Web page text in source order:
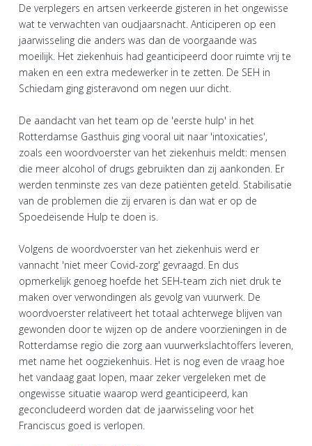
De verplegers en artsen verkeerde gisteren in het ongewisse
wat te verwachten van oudjaarsnacht. Anticiperen op een
jaarwisseling die anders was dan de voorgaande was
moeilijk. Het ziekenhuis had geanticipeerd door ruimte vrij te
maken en een extra medewerker in te zetten. De SEH in
Schiedam ging gisteravond om negen uur dicht.
De aandacht van het team op de 'eerste hulp' in het
Rotterdamse Gasthuis ging vooral uit naar 'intoxicaties',
zoals een woordvoerster van het ziekenhuis meldt: mensen
die meer alcohol of drugs gebruikten dan zij aankonden. Er
werden tenminste zes van deze patiënten geteld. Stabilisatie
van de problemen die zij ervaren is dan wat er op de
Spoedeisende Hulp te doen is.
Volgens de woordvoerster van het ziekenhuis werd er
vannacht 'niet meer Covid-zorg' gevraagd. En dus
opmerkelijk genoeg hoefde het SEH-team zich niet druk te
maken over verwondingen als gevolg van vuurwerk. De
woordvoerster relativeert het totaal achterwege blijven van
gewonden door te wijzen op de andere voorzieningen in de
Rotterdamse regio die zorg aan vuurwerkslachtoffers leveren,
met name het oogziekenhuis. Het is nog even de vraag hoe
het vandaag gaat lopen, maar zeker vergeleken met de
ongewisse situatie waarop werd geanticipeerd, kan
geconcludeerd worden dat de jaarwisseling voor het
Franciscus goed is verlopen.